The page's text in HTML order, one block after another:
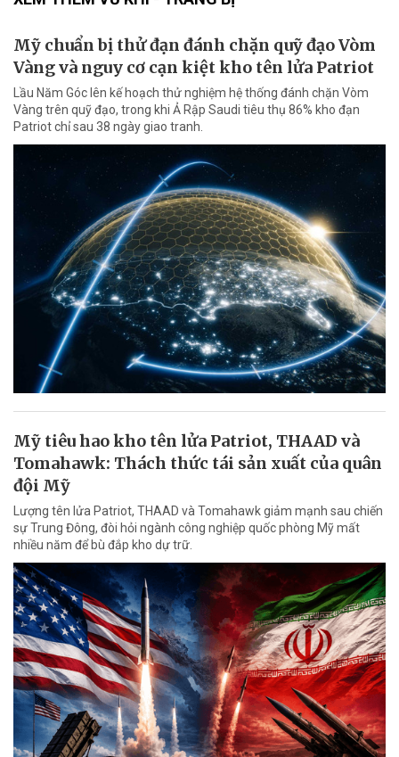
Mỹ chuẩn bị thử đạn đánh chặn quỹ đạo Vòm
Vàng và nguy cơ cạn kiệt kho tên lửa Patriot
Lầu Năm Góc lên kế hoạch thử nghiệm hệ thống đánh chặn Vòm
Vàng trên quỹ đạo, trong khi Ả Rập Saudi tiêu thụ 86% kho đạn
Patriot chỉ sau 38 ngày giao tranh.
Mỹ tiêu hao kho tên lửa Patriot, THAAD và
Tomahawk: Thách thức tái sản xuất của quân
đội Mỹ
Lượng tên lửa Patriot, THAAD và Tomahawk giảm mạnh sau chiến
sự Trung Đông, đòi hỏi ngành công nghiệp quốc phòng Mỹ mất
nhiều năm để bù đắp kho dự trữ.